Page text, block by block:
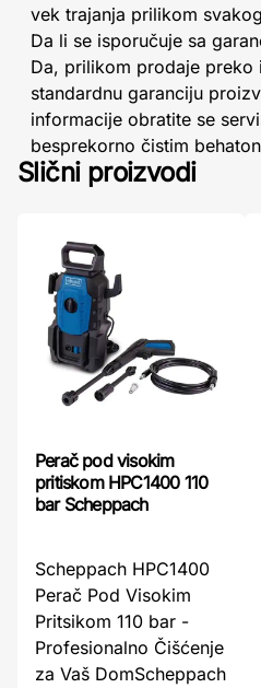
vek trajanja prilikom
Da li se isporučuje sa
Da, prilikom prodaje preko
standardnu garanciju
informacije obratite se
besprekorno čistim
Slični proizvodi
Perač pod visokim
pritiskom HPC1400 110
bar Scheppach
Scheppach HPC1400
Perač Pod Visokim
Pritsikom 110 bar -
Profesionalno Čišćenje
za Vaš DomScheppach